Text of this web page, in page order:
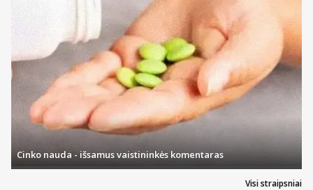
Visi straipsniai
Cinko nauda - išsamus vaistininkės komentaras